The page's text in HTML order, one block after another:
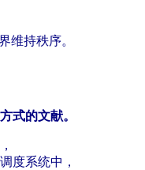
维持秩序。
式的文献。
度系统中，